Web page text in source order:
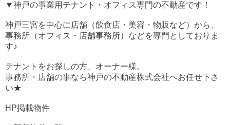
▼神戸の事業用テナント・オフィス専門の不動産です！
神戸三宮を中心に店舗（飲食店・美容・物販など）から、
事務所（オフィス・店舗事務所）などを専門としておりま
す♪
テナントをお探しの方、オーナー様。
事務所・店舗の事なら神戸の不動産株式会社へお任せ下さ
い★
HP掲載物件